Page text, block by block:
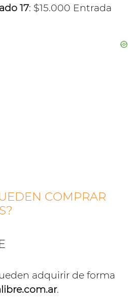
17: $15.000 Entrada
COMPRAR
adquirir de forma
.